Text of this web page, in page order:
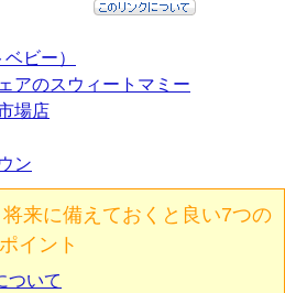
ビー）
アのスウィートマミー
場店
ン
来に備えておくと良い7つの
ポイント
ついて